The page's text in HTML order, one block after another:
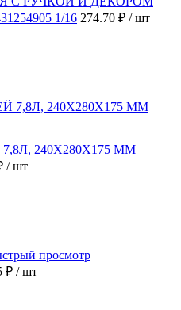
1/16 274.70 ₽ / шт
240Х280Х175 ММ
/ шт
просмотр
₽ / шт